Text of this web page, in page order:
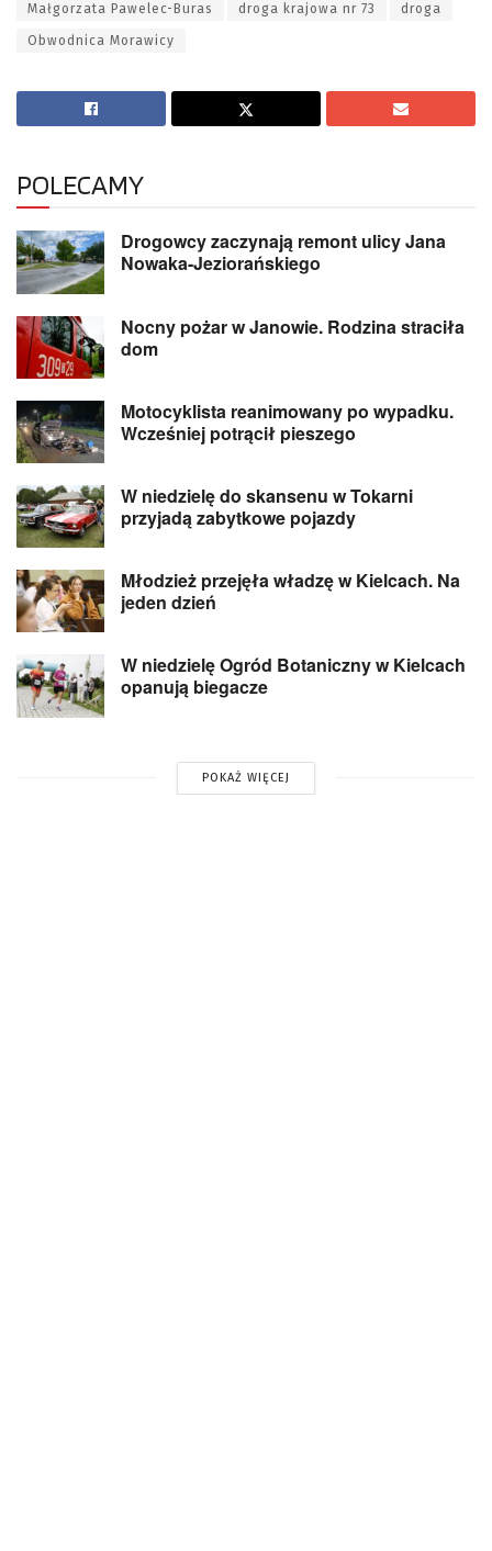
Małgorzata Pawelec-Buras droga krajowa nr 73 droga
Obwodnica Morawicy
POLECAMY
Drogowcy zaczynają remont ulicy Jana
Nowaka-Jeziorańskiego
Nocny pożar w Janowie. Rodzina straciła
dom
Motocyklista reanimowany po wypadku.
Wcześniej potrącił pieszego
W niedzielę do skansenu w Tokarni
przyjadą zabytkowe pojazdy
Młodzież przejęła władzę w Kielcach. Na
jeden dzień
W niedzielę Ogród Botaniczny w Kielcach
opanują biegacze
POKAŻ WIĘCEJ